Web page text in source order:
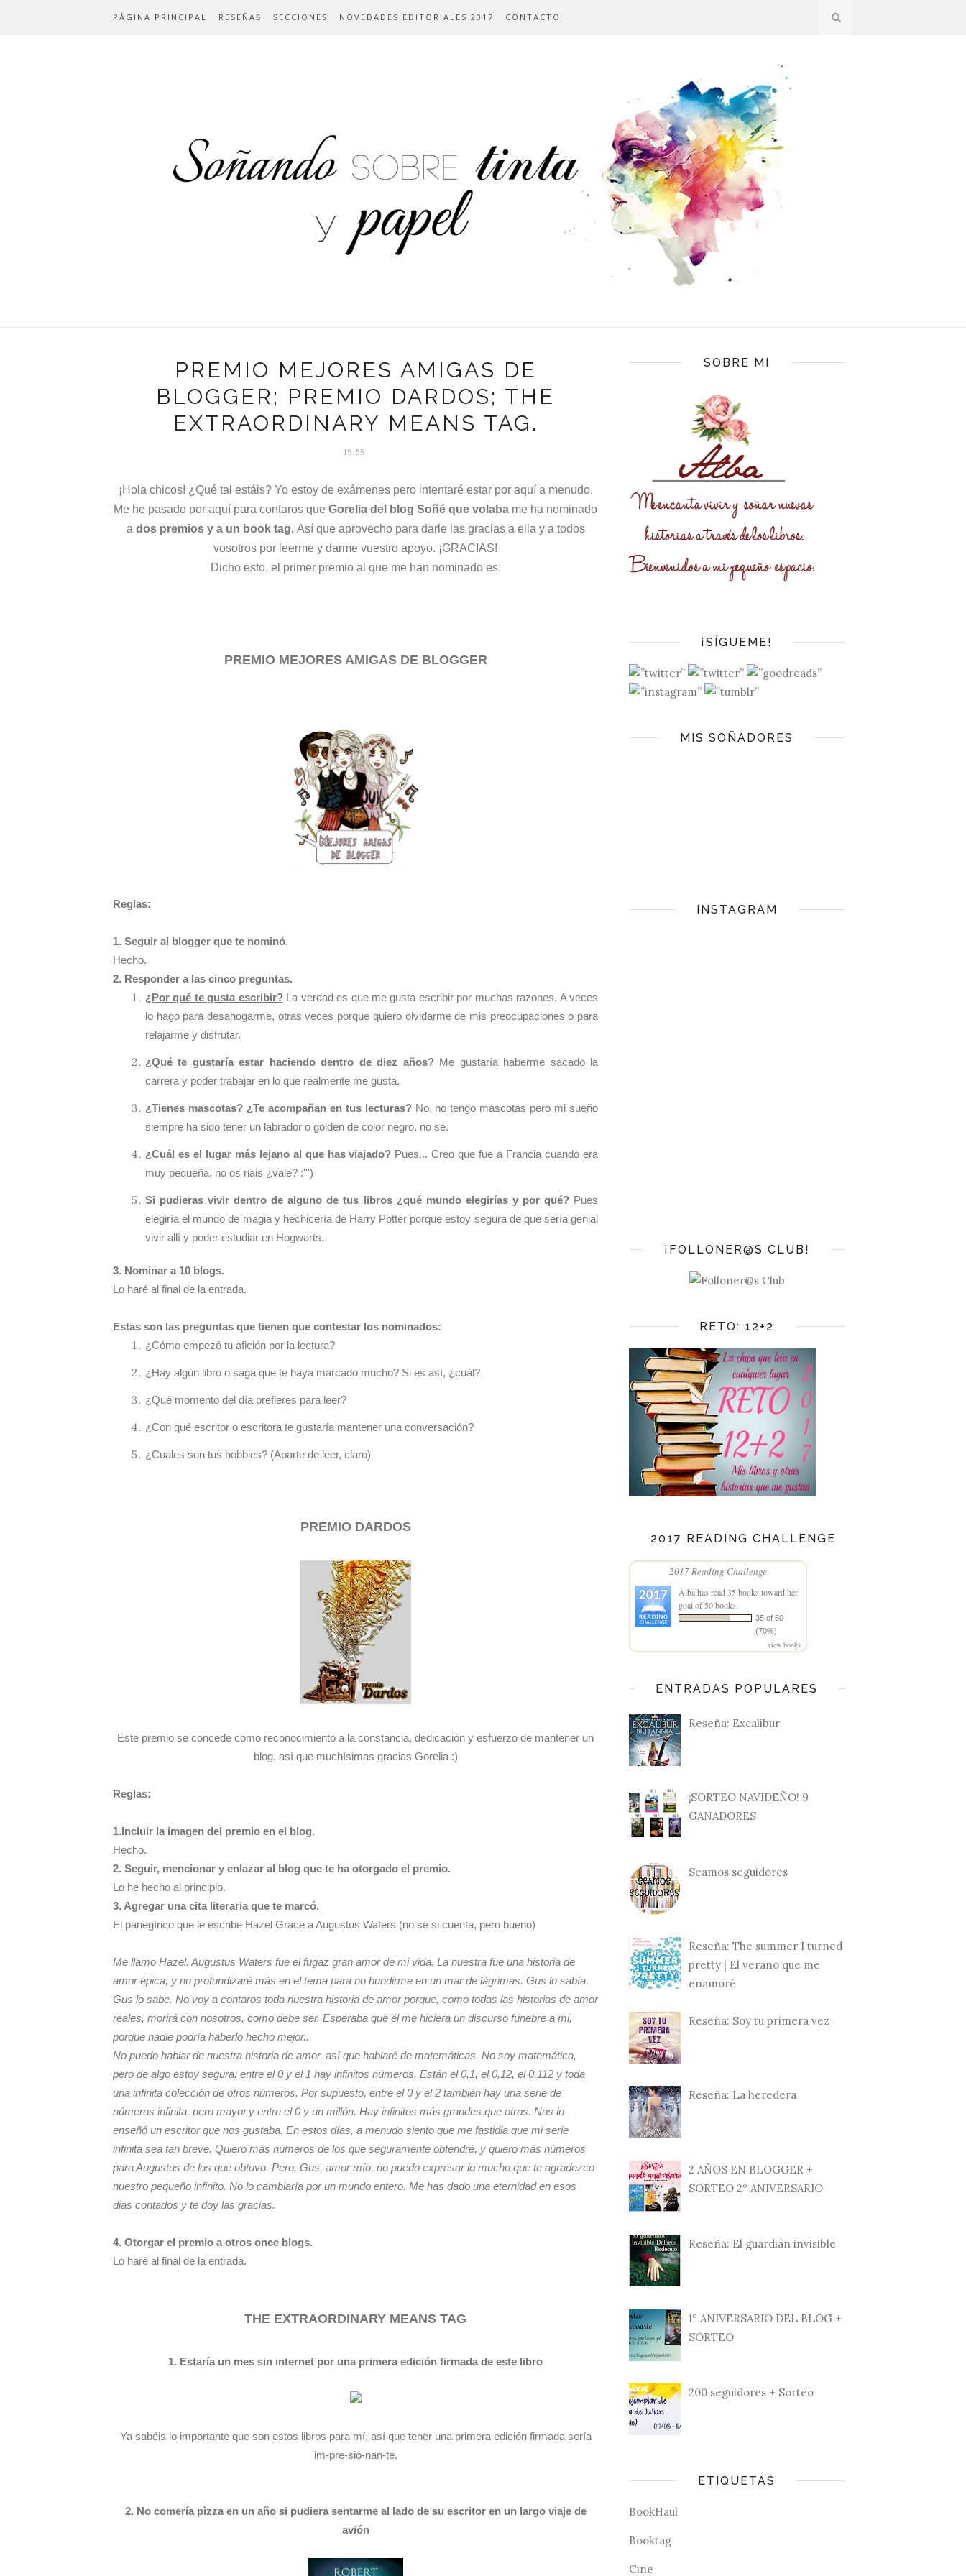
PÁGINA PRINCIPAL RESEÑAS SECCIONES NOVEDADES EDITORIALES 2017 CONTACTO
PREMIO MEJORES AMIGAS DE
BLOGGER; PREMIO DARDOS; THE
EXTRAORDINARY MEANS TAG.
19:55
¡Hola chicos! ¿Qué tal estáis? Yo estoy de exámenes pero intentaré estar por aquí a menudo.
Me he pasado por aquí para contaros que Gorelia del blog Soñé que volaba me ha nominado
a dos premios y a un book tag.Así que aprovecho para darle las gracias a ella y a todos
vosotros por leerme y darme vuestro apoyo. ¡GRACIAS!
Dicho esto, el primer premio al que me han nominado es:
PREMIO MEJORES AMIGAS DE BLOGGER
Reglas:
1. Seguir al blogger que te nominó.
Hecho.
2. Responder a las cinco preguntas.
¿Por qué te gusta escribir? La verdad es que me gusta escribir por muchas razones. A veces
lo hago para desahogarme, otras veces porque quiero olvidarme de mis preocupaciones o para
relajarme y disfrutar.
¿Qué te gustaría estar haciendo dentro de diez años?Me gustaría haberme sacado la
carrera y poder trabajar en lo que realmente me gusta.
¿Tienes mascotas? ¿Te acompañan en tus lecturas?No, no tengo mascotas pero mi sueño
siempre ha sido tener un labrador o golden de color negro, no sé.
¿Cuál es el lugar más lejano al que has viajado? Pues... Creo que fue a Francia cuando era
muy pequeña, no os riais ¿vale? :''')
Si pudieras vivir dentro de alguno de tus libros ¿qué mundo elegirías y por qué?Pues
elegiría el mundo de magia y hechicería de Harry Potter porque estoy segura de que sería genial
vivir allí y poder estudiar en Hogwarts.
3. Nominar a 10 blogs.
Lo haré al final de la entrada.
Estas son las preguntas que tienen que contestar los nominados:
¿Cómo empezó tu afición por la lectura?
¿Hay algún libro o saga que te haya marcado mucho? Si es así, ¿cuál?
¿Qué momento del día prefieres para leer?
¿Con qué escritor o escritora te gustaría mantener una conversación?
¿Cuales son tus hobbies? (Aparte de leer, claro)
PREMIO DARDOS
Este premio se concede como reconocimiento a la constancia, dedicación y esfuerzo de mantener un
blog, así que muchísimas gracias Gorelia :)
Reglas:
1.Incluir la imagen del premio en el blog.
Hecho.
2. Seguir, mencionar y enlazar al blog que te ha otorgado el premio.
Lo he hecho al principio.
3. Agregar una cita literaria que te marcó.
El panegírico que le escribe Hazel Grace a Augustus Waters (no sé si cuenta, pero bueno)
Me llamo Hazel. Augustus Waters fue el fugaz gran amor de mi vida. La nuestra fue una historia de
amor épica, y no profundizaré más en el tema para no hundirme en un mar de lágrimas. Gus lo sabía.
Gus lo sabe. No voy a contaros toda nuestra historia de amor porque, como todas las historias de amor
reales, morirá con nosotros, como debe ser. Esperaba que él me hiciera un discurso fúnebre a mi,
porque nadie podría haberlo hecho mejor...
No puedo hablar de nuestra historia de amor, así que hablaré de matemáticas. No soy matemática,
pero de algo estoy segura: entre el 0 y el 1 hay infinitos números. Están el 0,1, el 0,12, el 0,112 y toda
una infinita colección de otros números. Por supuesto, entre el 0 y el 2 también hay una serie de
números infinita, pero mayor,y entre el 0 y un millón. Hay infinitos más grandes que otros. Nos lo
enseñó un escritor que nos gustaba. En estos días, a menudo siento que me fastidia que mi serie
infinita sea tan breve. Quiero más números de los que seguramente obtendré, y quiero más números
para Augustus de los que obtuvo. Pero, Gus, amor mío, no puedo expresar lo mucho que te agradezco
nuestro pequeño infinito. No lo cambiaría por un mundo entero. Me has dado una eternidad en esos
dias contados y te doy las gracias.
4. Otorgar el premio a otros once blogs.
Lo haré al final de la entrada.
THE EXTRAORDINARY MEANS TAG
1. Estaría un mes sin internet por una primera edición firmada de este libro
Ya sabéis lo importante que son estos libros para mí, así que tener una primera edición firmada sería
im-pre-sio-nan-te.
2. No comería pìzza en un año si pudiera sentarme al lado de su escritor en un largo viaje de
avión
SOBRE MÍ
¡SÍGUEME!
MIS SOÑADORES
INSTAGRAM
¡FOLLONER@S CLUB!
RETO: 12+2
2017 READING CHALLENGE
2017 Reading Challenge
Albahas read 35 books toward her
goal of 50 books.
35 of 50
(70%)
view books
ENTRADAS POPULARES
Reseña: Excalibur
¡SORTEO NAVIDEÑO! 9
GANADORES
Seamos seguidores
Reseña: The summer I turned
pretty | El verano que me
enamoré
Reseña: Soy tu primera vez
Reseña: La heredera
2 AÑOS EN BLOGGER +
SORTEO 2º ANIVERSARIO
Reseña: El guardián invisible
1º ANIVERSARIO DEL BLOG +
SORTEO
200 seguidores + Sorteo
ETIQUETAS
BookHaul
Booktag
Cine